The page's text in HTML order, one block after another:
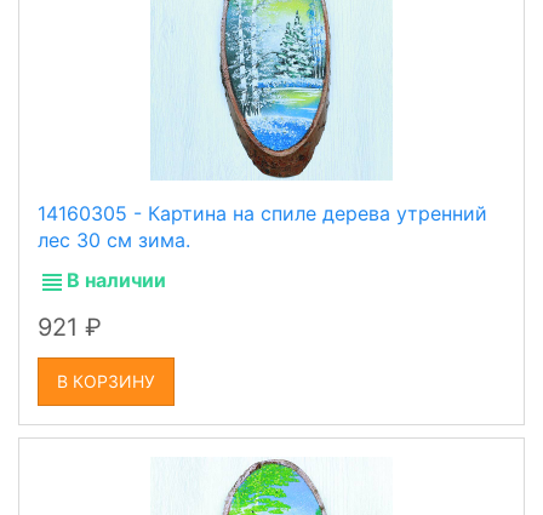
14160305 - Картина на спиле дерева утренний
лес 30 см зима.
В наличии
921
В КОРЗИНУ